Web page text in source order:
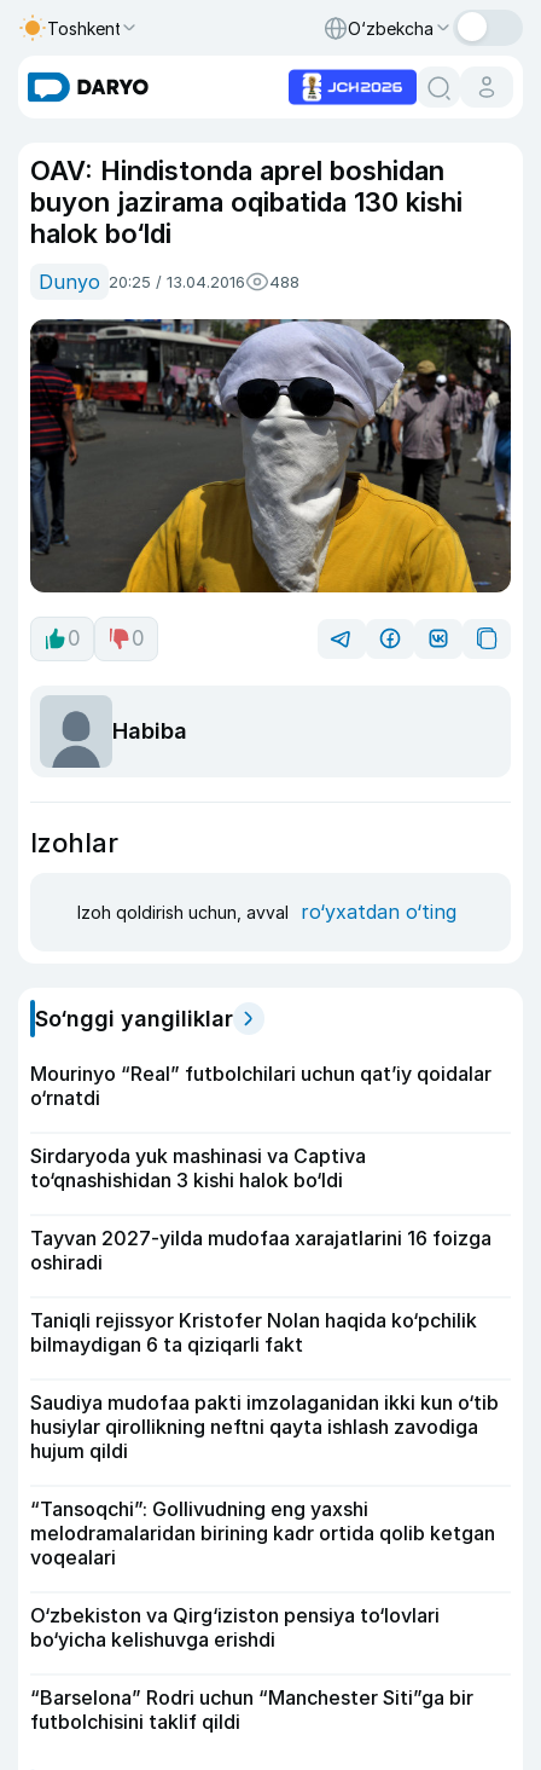
Toshkent O‘zbekcha
OAV: Hindistonda aprel boshidan
buyon jazirama oqibatida 130 kishi
halok bo‘ldi
Dunyo 20:25 / 13.04.2016 488
0 0
Habiba
Izohlar
Izoh qoldirish uchun, avval ro‘yxatdan o‘ting
So‘nggi yangiliklar
Mourinyo “Real” futbolchilari uchun qat’iy qoidalar
o‘rnatdi
Sirdaryoda yuk mashinasi va Captiva
to‘qnashishidan 3 kishi halok bo‘ldi
Tayvan 2027-yilda mudofaa xarajatlarini 16 foizga
oshiradi
Taniqli rejissyor Kristofer Nolan haqida ko‘pchilik
bilmaydigan 6 ta qiziqarli fakt
Saudiya mudofaa pakti imzolaganidan ikki kun o‘tib
husiylar qirollikning neftni qayta ishlash zavodiga
hujum qildi
“Tansoqchi”: Gollivudning eng yaxshi
melodramalaridan birining kadr ortida qolib ketgan
voqealari
O‘zbekiston va Qirg‘iziston pensiya to‘lovlari
bo‘yicha kelishuvga erishdi
“Barselona” Rodri uchun “Manchester Siti”ga bir
futbolchisini taklif qildi